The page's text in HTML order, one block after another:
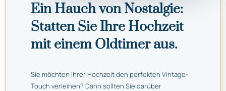
Ein Hauch von Nostalgie:
Statten Sie Ihre Hochzeit
mit einem Oldtimer aus.
Sie möchten Ihrer Hochzeit den perfekten Vintage-
Touch verleihen? Dann sollten Sie darüber